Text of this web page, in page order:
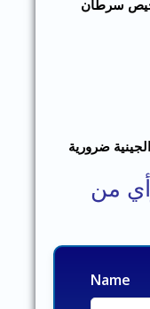
سرطان
ضرورية
من
Name